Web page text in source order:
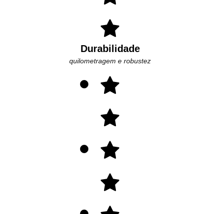
Durabilidade
quilometragem e robustez